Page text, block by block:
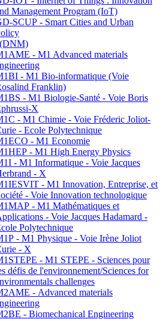
Management Program (IoT)
SCUP - Smart Cities and Urban
- M1 Advanced materials
- M1 Bio-informatique (Voie
Franklin)
- M1 Biologie-Santé - Voie Boris
X
- M1 Chimie - Voie Fréderic Joliot-
- Ecole Polytechnique
- M1 Economie
- M1 High Energy Physics
- M1 Informatique - Voie Jacques
- X
- M1 Innovation, Entreprise, et
- Voie Innovation technologique
- M1 Mathématiques et
- Voie Jacques Hadamard -
Polytechnique
- M1 Physique - Voie Irène Joliot
- X
- M1 STEPE - Sciences pour
défis de l'environnement/Sciences for
challenges
- Advanced materials
- Biomechanical Engineering